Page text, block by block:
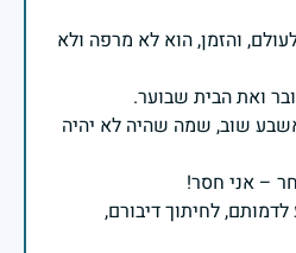
והזמן, הוא לא מרפה ולא
שוב, שמה שהיה לא יהיה
לדמותם, לחיתוך דיבורם,